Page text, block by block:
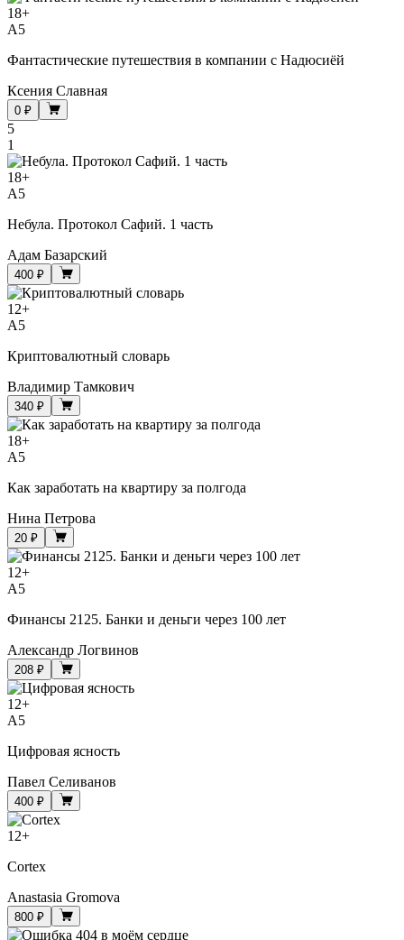
18+
A5
Фантастические путешествия в компании с Надюсиёй
Ксения Славная
0 ₽
5
1
18+
A5
Небула. Протокол Сафий. 1 часть
Адам Базарский
400 ₽
12+
A5
Криптовалютный словарь
Владимир Тамкович
340 ₽
18+
A5
Как заработать на квартиру за полгода
Нина Петрова
20 ₽
12+
A5
Финансы 2125. Банки и деньги через 100 лет
Александр Логвинов
208 ₽
12+
A5
Цифровая ясность
Павел Селиванов
400 ₽
12+
Cortex
Anastasia Gromova
800 ₽